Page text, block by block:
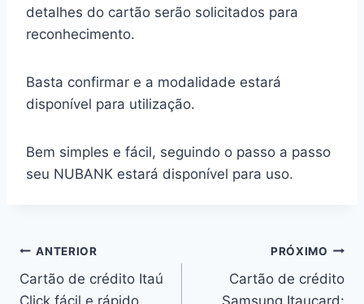
detalhes do cartão serão solicitados para
reconhecimento.
Basta confirmar e a modalidade estará
disponível para utilização.
Bem simples e fácil, seguindo o passo a passo
seu NUBANK estará disponível para uso.
ANTERIOR
Cartão de crédito Itaú
PRÓXIMO
Cartão de crédito